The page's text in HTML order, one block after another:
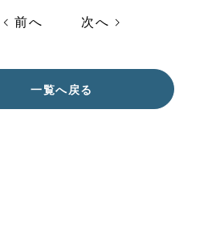
前へ 次へ
一覧へ戻る